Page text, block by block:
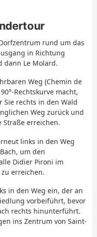
rund um das
in Richtung
dann Le Molard.
Weg (Chemin de
Rechtskurve macht,
Sie rechts in den Wald
Weg zurück und
Straße erreichen.
links in den Weg
um den
Didier Pironi im
erreichen.
in den Weg ein, der an
vorbeiführt, bevor
rechts hinunterführt.
ins Zentrum von Saint-